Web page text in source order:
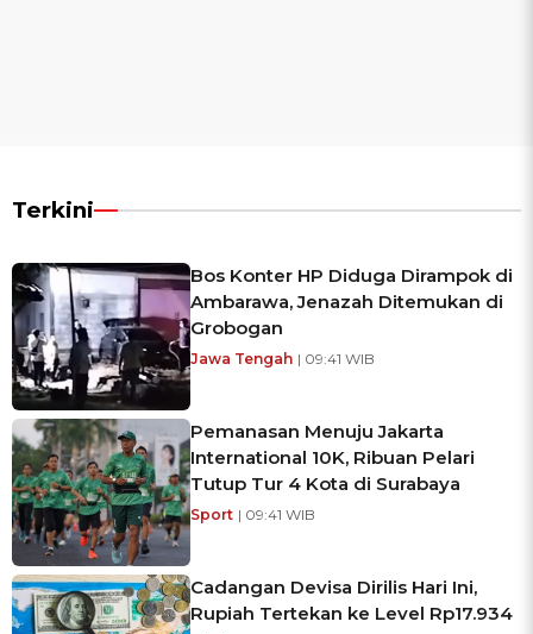
Terkini
Bos Konter HP Diduga Dirampok di
Ambarawa, Jenazah Ditemukan di
Grobogan
Jawa Tengah | 09:41 WIB
Pemanasan Menuju Jakarta
International 10K, Ribuan Pelari
Tutup Tur 4 Kota di Surabaya
Sport | 09:41 WIB
Cadangan Devisa Dirilis Hari Ini,
Rupiah Tertekan ke Level Rp17.934